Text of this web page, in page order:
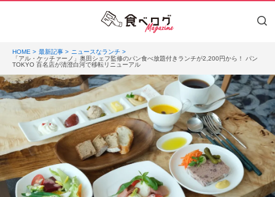
HOME 最新記事
ニュースなランチ
「アル・ケッチァーノ」奥田シェフ監修のパン食べ放題付きランチが2,200円から！ パン
TOKYO 百名店が清澄白河で移転リニューアル